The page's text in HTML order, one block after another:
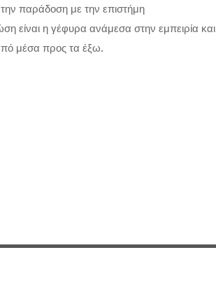
παράδοση με την επιστήμη
είναι η γέφυρα ανάμεσα στην εμπειρία
μέσα προς τα έξω.